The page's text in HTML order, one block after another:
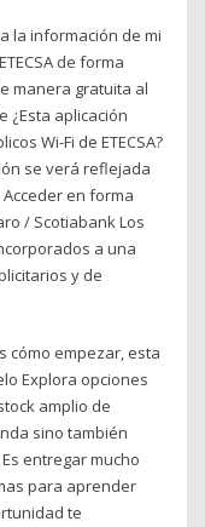
la información de mi
de forma
manera gratuita al
¿Esta aplicación
Wi-Fi de ETECSA?
se verá reflejada
en forma
/ Scotiabank Los
a una
y de
cómo empezar, esta
Explora opciones
amplio de
sino también
entregar mucho
para aprender
te